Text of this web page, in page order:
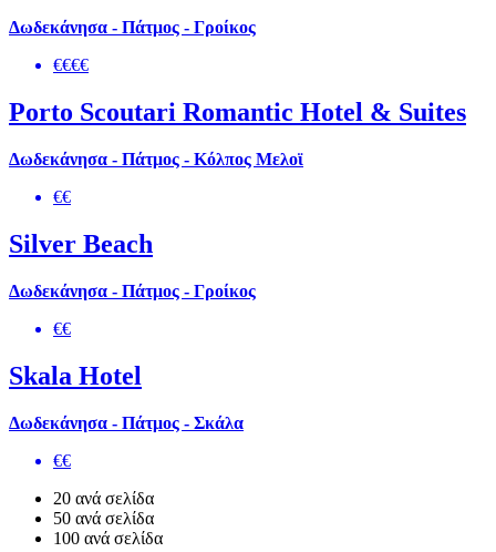
Δωδεκάνησα - Πάτμος - Γροίκος
€€€€
Porto Scoutari Romantic Hotel & Suites
Δωδεκάνησα - Πάτμος - Κόλπος Μελοϊ
€€
Silver Beach
Δωδεκάνησα - Πάτμος - Γροίκος
€€
Skala Hotel
Δωδεκάνησα - Πάτμος - Σκάλα
€€
20 ανά σελίδα
50 ανά σελίδα
100 ανά σελίδα